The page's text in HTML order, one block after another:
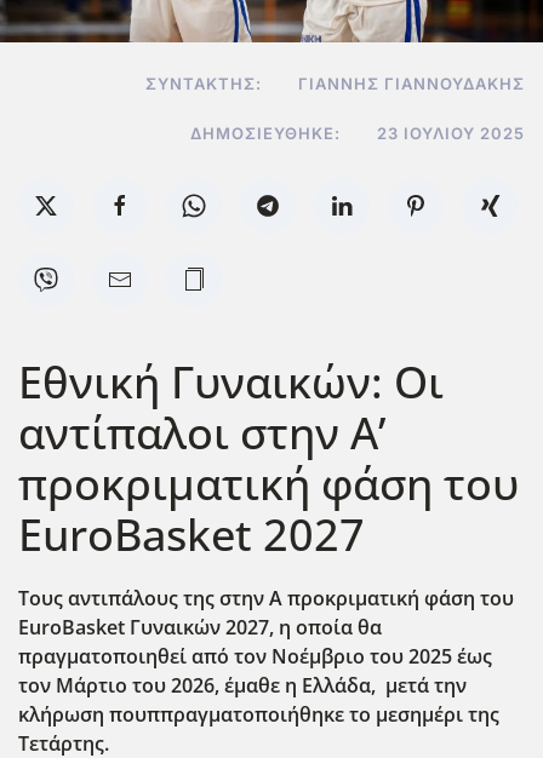
ΣΥΝΤΆΚΤΗΣ: ΓΙΆΝΝΗΣ ΓΙΑΝΝΟΥΔΆΚΗΣ
ΔΗΜΟΣΙΕΎΘΗΚΕ: 23 ΙΟΥΛΊΟΥ 2025
Εθνική Γυναικών: Οι
αντίπαλοι στην Α’
προκριματική φάση του
EuroBasket 2027
Τους αντιπάλους της στην Α προκριματική φάση του
EuroBasket Γυναικών 2027, η οποία θα
πραγματοποιηθεί από τον Νοέμβριο του 2025 έως
τον Μάρτιο του 2026, έμαθε η Ελλάδα, μετά την
κλήρωση πουππραγματοποιήθηκε το μεσημέρι της
Τετάρτης.